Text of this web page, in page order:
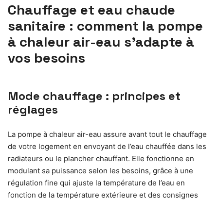
Chauffage et eau chaude
sanitaire : comment la pompe
à chaleur air-eau s’adapte à
vos besoins
Mode chauffage : principes et
réglages
La pompe à chaleur air-eau assure avant tout le chauffage
de votre logement en envoyant de l’eau chauffée dans les
radiateurs ou le plancher chauffant. Elle fonctionne en
modulant sa puissance selon les besoins, grâce à une
régulation fine qui ajuste la température de l’eau en
fonction de la température extérieure et des consignes